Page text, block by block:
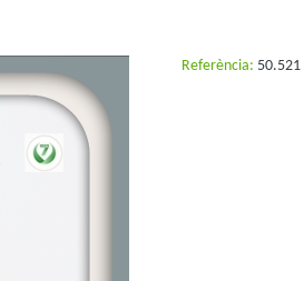
Referència: 50.521